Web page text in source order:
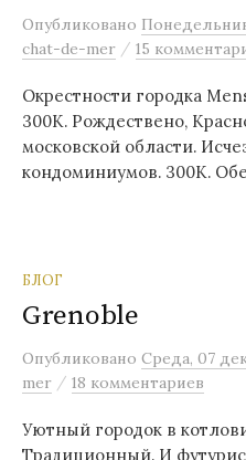
Опубликовано
chat-de-mer / 15
Окрестности городка
300К. Рождествено,
московской области.
кондоминиумов. 300К.
БЛОГ
Grenoble
Опубликовано Среда, 07
mer / 18 комментариев
Уютный городок в
Традиционный. И